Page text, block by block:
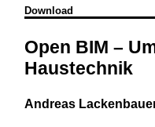
Download
Open BIM –
Haustechnik
Andreas